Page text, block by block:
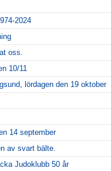
2024
oss.
10/11
lördagen den 19 oktober
14 september
av svart bälte.
Judoklubb 50 år